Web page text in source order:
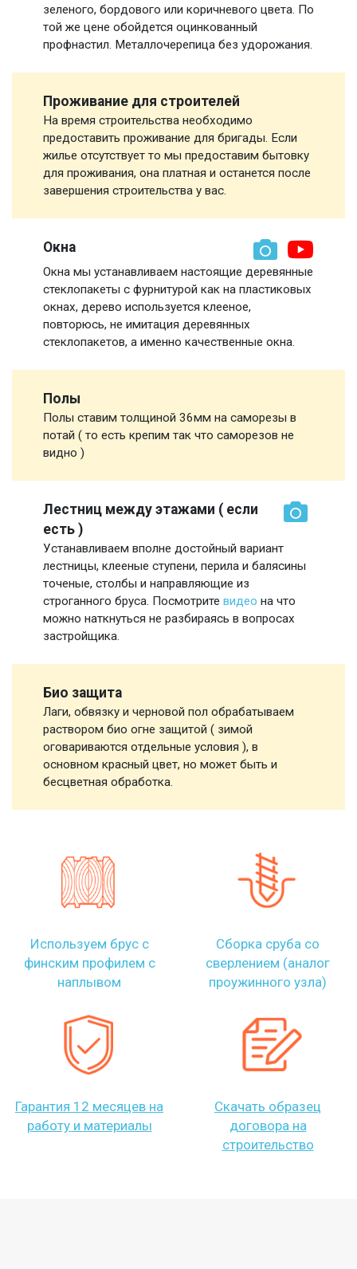
зеленого, бордового или коричневого цвета. По
той же цене обойдется оцинкованный
профнастил. Металлочерепица без удорожания.
Проживание для строителей
На время строительства необходимо
предоставить проживание для бригады. Если
жилье отсутствует то мы предоставим бытовку
для проживания, она платная и останется после
завершения строительства у вас.
Окна
Окна мы устанавливаем настоящие деревянные
стеклопакеты с фурнитурой как на пластиковых
окнах, дерево используется клееное,
повторюсь, не имитация деревянных
стеклопакетов, а именно качественные окна.
Полы
Полы ставим толщиной 36мм на саморезы в
потай ( то есть крепим так что саморезов не
видно )
Лестниц между этажами ( если
есть )
Устанавливаем вполне достойный вариант
лестницы, клееные ступени, перила и балясины
точеные, столбы и направляющие из
строганного бруса. Посмотрите видео на что
можно наткнуться не разбираясь в вопросах
застройщика.
Био защита
Лаги, обвязку и черновой пол обрабатываем
раствором био огне защитой ( зимой
оговариваются отдельные условия ), в
основном красный цвет, но может быть и
бесцветная обработка.
Используем брус с
финским профилем с
наплывом
Сборка сруба со
сверлением (аналог
проужинного узла)
Гарантия 12 месяцев на
работу и материалы
Скачать образец
договора на
строительство